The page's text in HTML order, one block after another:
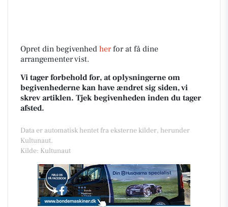
Opret din begivenhed herfor at få dine
arrangementer vist.
Vi tager forbehold for, at oplysningerne om
begivenhederne kan have ændret sig siden, vi
skrev artiklen. Tjek begivenheden inden du tager
afsted.
Data er automatisk hentet fra eksterne kilder, herunder
Kultunaut.
Kilde: Kultunaut